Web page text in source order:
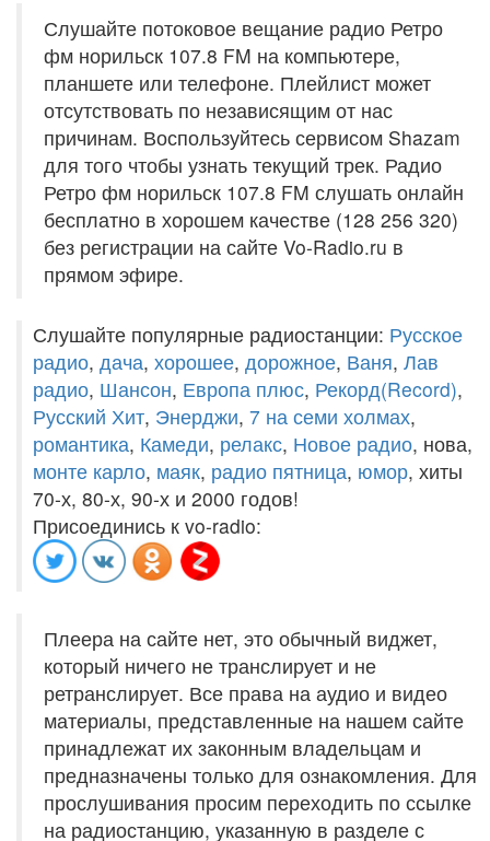
Слушайте потоковое вещание радио Ретро
фм норильск 107.8 FM на компьютере,
планшете или телефоне. Плейлист может
отсутствовать по независящим от нас
причинам. Воспользуйтесь сервисом Shazam
для того чтобы узнать текущий трек. Радио
Ретро фм норильск 107.8 FM слушать онлайн
бесплатно в хорошем качестве (128 256 320)
без регистрации на сайте Vo-Radio.ru в
прямом эфире.
Слушайте популярные радиостанции: Русское
радио, дача, хорошее, дорожное, Ваня, Лав
радио, Шансон, Европа плюс, Рекорд(Record),
Русский Хит, Энерджи, 7 на семи холмах,
романтика, Камеди, релакс, Новое радио, нова,
монте карло, маяк, радио пятница, юмор, хиты
70-х, 80-х, 90-х и 2000 годов!
Присоединись к vo-radio:
Плеера на сайте нет, это обычный виджет,
который ничего не транслирует и не
ретранслирует. Все права на аудио и видео
материалы, представленные на нашем сайте
принадлежат их законным владельцам и
предназначены только для ознакомления. Для
прослушивания просим переходить по ссылке
на радиостанцию, указанную в разделе с